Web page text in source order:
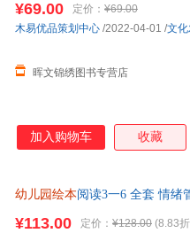
¥69.00 定价： ¥69.00
晖文锦绣图书专营店
木易优品策划中心 /2022-04-01 /文
加入购物车 收藏
幼儿园绘本阅读3一6 全套 情绪
¥113.00 定价： ¥128.00 (8.83